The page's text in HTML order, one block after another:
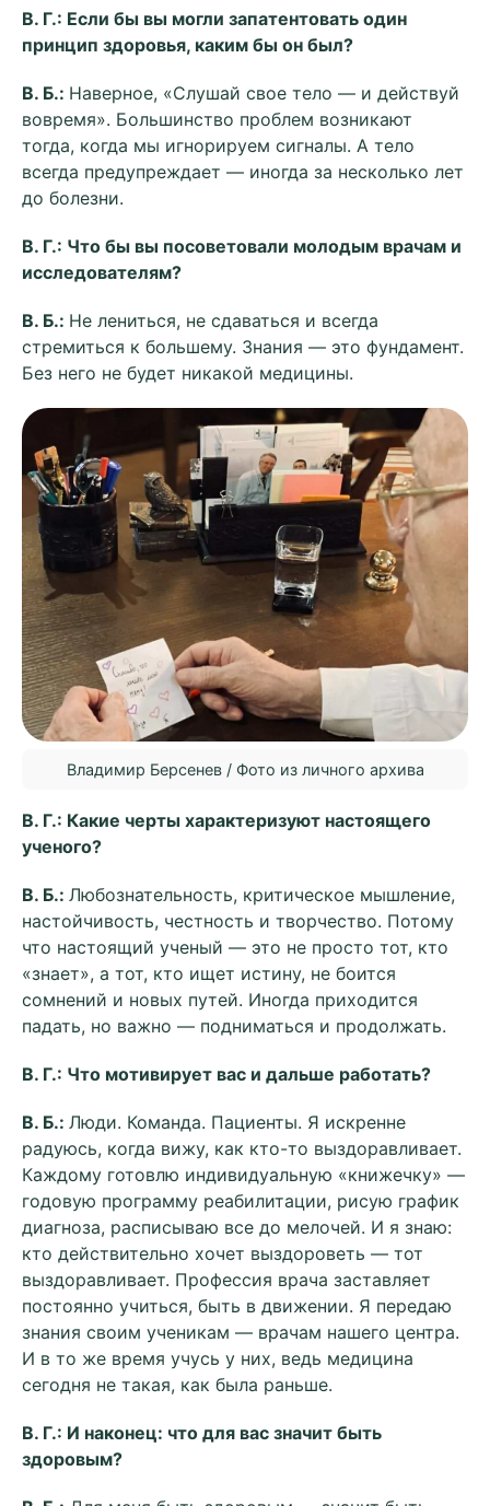
В. Г.: Если бы вы могли запатентовать один
принцип здоровья, каким бы он был?
В. Б.: Наверное, «Слушай свое тело — и действуй
вовремя». Большинство проблем возникают
тогда, когда мы игнорируем сигналы. А тело
всегда предупреждает — иногда за несколько лет
до болезни.
В. Г.: Что бы вы посоветовали молодым врачам и
исследователям?
В. Б.: Не лениться, не сдаваться и всегда
стремиться к большему. Знания — это фундамент.
Без него не будет никакой медицины.
Владимир Берсенев / Фото из личного архива
В. Г.: Какие черты характеризуют настоящего
ученого?
В. Б.: Любознательность, критическое мышление,
настойчивость, честность и творчество. Потому
что настоящий ученый — это не просто тот, кто
«знает», а тот, кто ищет истину, не боится
сомнений и новых путей. Иногда приходится
падать, но важно — подниматься и продолжать.
В. Г.: Что мотивирует вас и дальше работать?
В. Б.: Люди. Команда. Пациенты. Я искренне
радуюсь, когда вижу, как кто-то выздоравливает.
Каждому готовлю индивидуальную «книжечку» —
годовую программу реабилитации, рисую график
диагноза, расписываю все до мелочей. И я знаю:
кто действительно хочет выздороветь — тот
выздоравливает. Профессия врача заставляет
постоянно учиться, быть в движении. Я передаю
знания своим ученикам — врачам нашего центра.
И в то же время учусь у них, ведь медицина
сегодня не такая, как была раньше.
В. Г.: И наконец: что для вас значит быть
здоровым?